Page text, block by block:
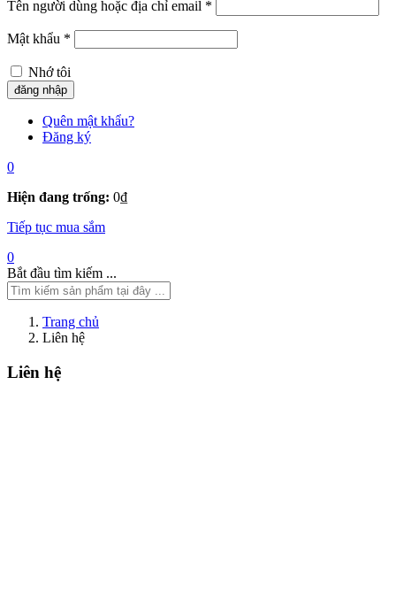
Tên người dùng hoặc địa chỉ email *
Mật khẩu *
Nhớ tôi
Quên mật khẩu?
Đăng ký
0
Hiện đang trống: 0₫
Tiếp tục mua sắm
0
Bắt đầu tìm kiếm ...
Trang chủ
Liên hệ
Liên hệ